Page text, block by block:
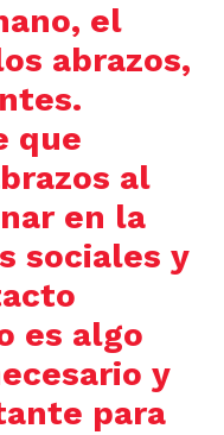
el
abrazos,
que
al
en la
sociales y
es algo
y
para